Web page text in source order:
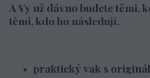
A Vy už dávno budete těmi,
těmi, kdo ho následují.
praktický vak s